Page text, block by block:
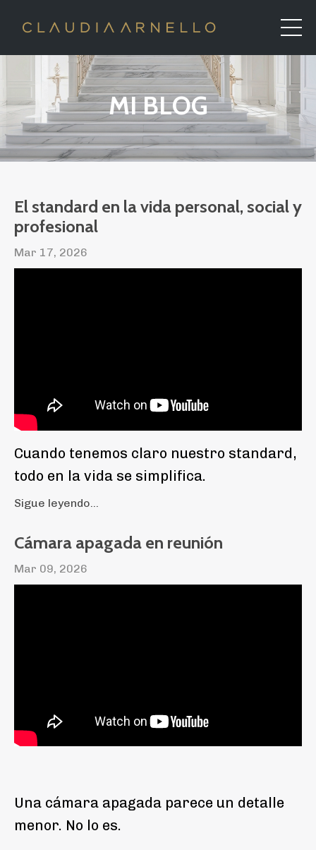
MI BLOG
El standard en la vida personal, social y
profesional
Mar 17, 2026
Cuando tenemos claro nuestro standard,
todo en la vida se simplifica.
Sigue leyendo...
Cámara apagada en reunión
Mar 09, 2026
Una cámara apagada parece un detalle
menor. No lo es.